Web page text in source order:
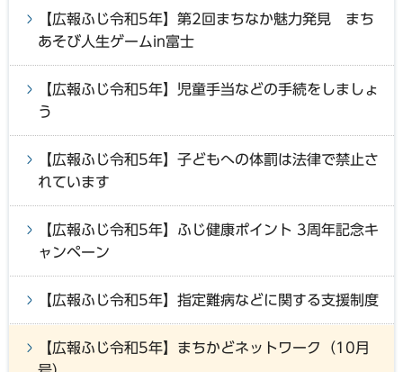
【広報ふじ令和5年】第2回まちなか魅力発見 まち
あそび人生ゲームin富士
【広報ふじ令和5年】児童手当などの手続をしましょ
う
【広報ふじ令和5年】子どもへの体罰は法律で禁止さ
れています
【広報ふじ令和5年】ふじ健康ポイント 3周年記念キ
ャンペーン
【広報ふじ令和5年】指定難病などに関する支援制度
【広報ふじ令和5年】まちかどネットワーク（10月